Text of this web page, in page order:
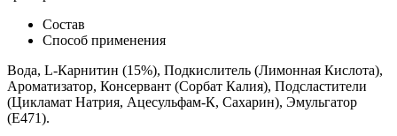
Состав
Способ применения
Вода, L-Карнитин (15%), Подкислитель (Лимонная Кислота),
Ароматизатор, Консервант (Сорбат Калия), Подсластители
(Цикламат Натрия, Ацесульфам-К, Сахарин), Эмульгатор
(E471).